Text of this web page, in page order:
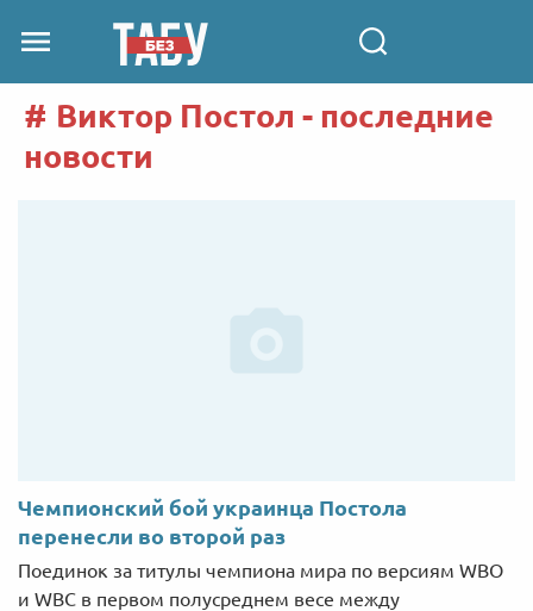
Виктор Постол - последние
новости
Чемпионский бой украинца Постола
перенесли во второй раз
Поединок за титулы чемпиона мира по версиям WBO
и WBC в первом полусреднем весе между